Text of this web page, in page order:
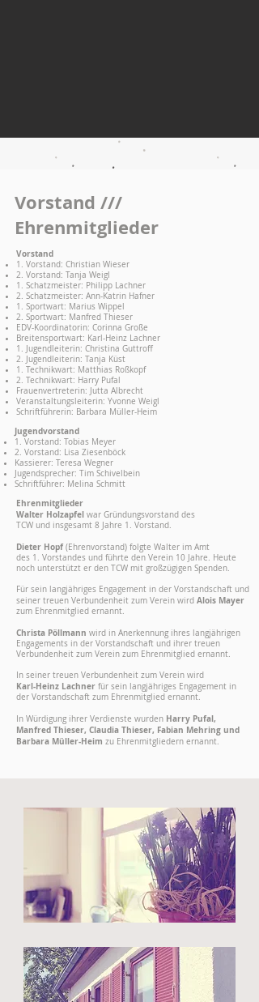
Vorstand ///
Ehrenmitglieder
Vorstand
1. Vorstand: Christian Wieser
2. Vorstand: Tanja Weigl
1. Schatzmeister: Philipp Lachner
2. Schatzmeister: Ann-Katrin Hafner
1. Sportwart: Marius Wippel
2. Sportwart: Manfred Thieser
EDV-Koordinatorin: Corinna Große
Breitensportwart: Karl-Heinz Lachner
1. Jugendleiterin: Christina Guttroff
2. Jugendleiterin: Tanja Küst
1. Technikwart: Matthias Roßkopf
2. Technikwart: Harry Pufal
Frauenvertreterin: Jutta Albrecht
Veranstaltungsleiterin: Yvonne Weigl
Schriftführerin: Barbara Müller-Heim
Jugendvorstand
1. Vorstand: Tobias Meyer
2. Vorstand: Lisa Ziesenböck
Kassierer: Teresa Wegner
Jugendsprecher: Tim Schivelbein
Schriftführer: Melina Schmitt
Ehrenmitglieder
Walter Holzapfel war Gründungsvorstand des
TCW und insgesamt 8 Jahre 1. Vorstand.
Dieter Hopf (Ehrenvorstand) folgte Walter im Amt
des 1. Vorstandes und führte den Verein 10 Jahre. Heute
noch unterstützt er den TCW mit großzügigen Spenden.
Für sein langjähriges Engagement in der Vorstandschaft und
seiner treuen Verbundenheit zum Verein wird Alois Mayer
zum Ehrenmitglied ernannt.
Christa Pöllmann wird in Anerkennung ihres langjährigen
Engagements in der Vorstandschaft und ihrer treuen
Verbundenheit zum Verein zum Ehrenmitglied ernannt.
In seiner treuen Verbundenheit zum Verein wird
Karl-Heinz Lachner für sein langjähriges Engagement in
der Vorstandschaft zum Ehrenmitglied ernannt.
In Würdigung ihrer Verdienste wurden Harry Pufal,
Manfred Thieser, Claudia Thieser, Fabian Mehring und
Barbara Müller-Heim zu Ehrenmitgliedern ernannt.